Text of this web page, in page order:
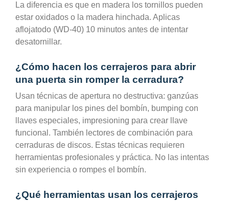
La diferencia es que en madera los tornillos pueden
estar oxidados o la madera hinchada. Aplicas
aflojatodo (WD-40) 10 minutos antes de intentar
desatornillar.
¿Cómo hacen los cerrajeros para abrir
una puerta sin romper la cerradura?
Usan técnicas de apertura no destructiva: ganzúas
para manipular los pines del bombín, bumping con
llaves especiales, impresioning para crear llave
funcional. También lectores de combinación para
cerraduras de discos. Estas técnicas requieren
herramientas profesionales y práctica. No las intentas
sin experiencia o rompes el bombín.
¿Qué herramientas usan los cerrajeros